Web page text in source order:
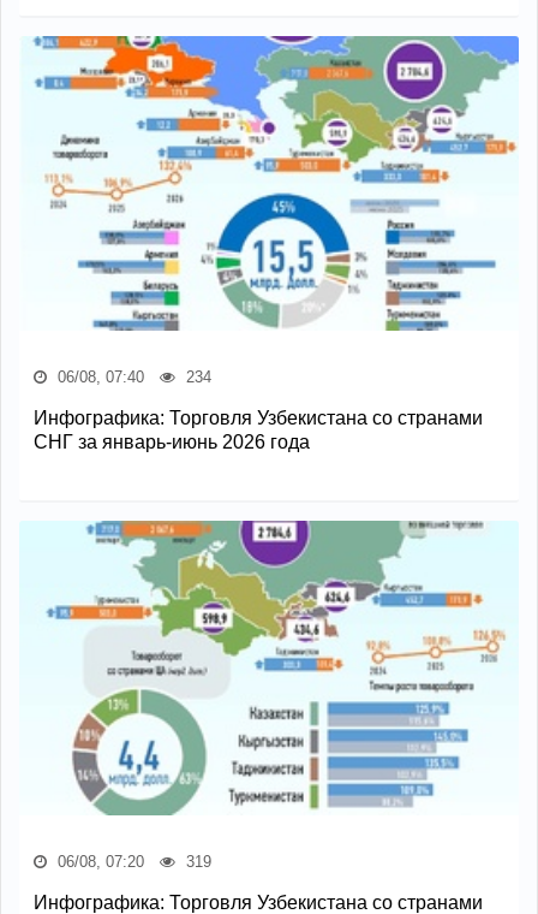
06/08, 07:40 234
Инфографика: Торговля Узбекистана со странами
СНГ за январь-июнь 2026 года
06/08, 07:20 319
Инфографика: Торговля Узбекистана со странами